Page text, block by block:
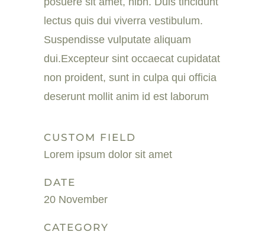
lectus quis dui viverra vestibulum.
Suspendisse vulputate aliquam
dui.Excepteur sint occaecat cupidatat
non proident, sunt in culpa qui officia
deserunt mollit anim id est laborum
CUSTOM FIELD
Lorem ipsum dolor sit amet
DATE
20 November
CATEGORY